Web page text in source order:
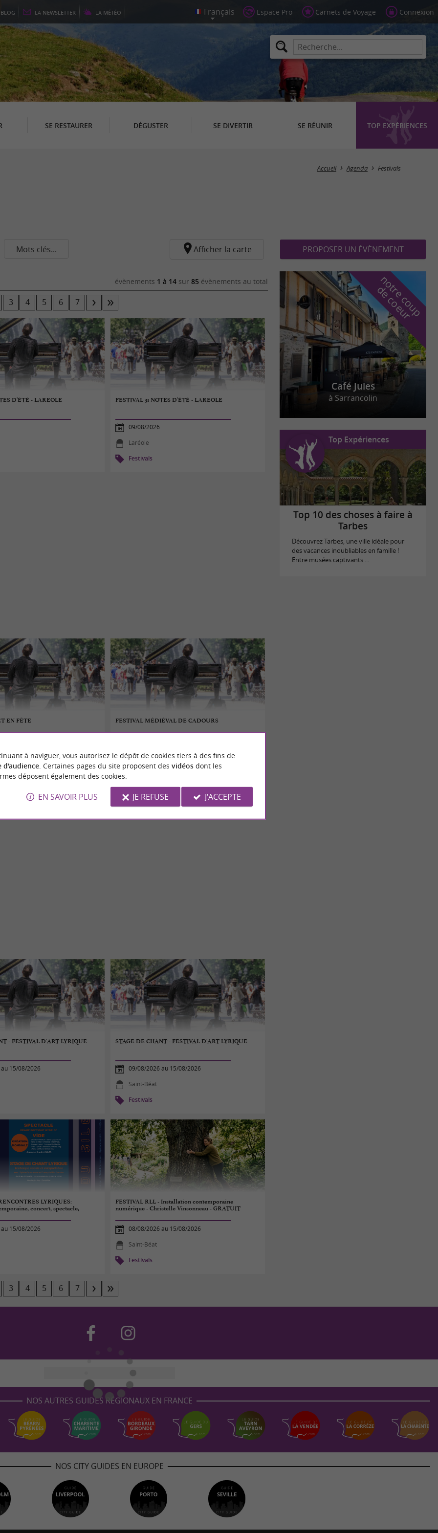
BLOG LA NEWSLETTER LA MÉTÉO Espace Pro Carnets de Voyage Connexion
SE RESTAURER DÉGUSTER SE DIVERTIR SE RÉUNIR TOP EXPÉRIENCES
Masquer la carte
Accueil Agenda Festivals
Mots clés... Afficher la carte
évènements 1 à 14 sur 85 évènements au total
3 4 5 6 7
D'ÉTÉ - LAREOLE FESTIVAL 31 NOTES D'ÉTÉ - LAREOLE
09/08/2026
Laréole
Festivals
EN FÊTE FESTIVAL MÉDIÉVAL DE CADOURS
Cadours
- FESTIVAL D'ART LYRIQUE
15/08/2026
STAGE DE CHANT - FESTIVAL D'ART LYRIQUE
09/08/2026 au 15/08/2026
Saint-Béat
Festivals
LYRIQUES:
concert, spectacle,
15/08/2026
FESTIVAL RLL - Installation contemporaine
numérique - Christelle Vinsonneau - GRATUIT
08/08/2026 au 15/08/2026
Saint-Béat
Festivals
3 4 5 6 7
PROPOSER UN ÉVÈNEMENT
n
o
t
r
e
c
o
u
p
d
e
c
o
e
u
r
Café Jules
à Sarrancolin
Top Expériences
Top 10 des choses à faire à
Tarbes
Découvrez Tarbes, une ville idéale pour
des vacances inoubliables en famille !
Entre musées captivants ...
NOS AUTRES GUIDES RÉGIONAUX EN FRANCE
NOS CITY GUIDES EN EUROPE
à naviguer, vous autorisez le dépôt de cookies tiers à des fins de
d'audience. Certaines pages du site proposent des vidéosdont les
déposent également des cookies.
EN SAVOIR PLUS JE REFUSE J'ACCEPTE